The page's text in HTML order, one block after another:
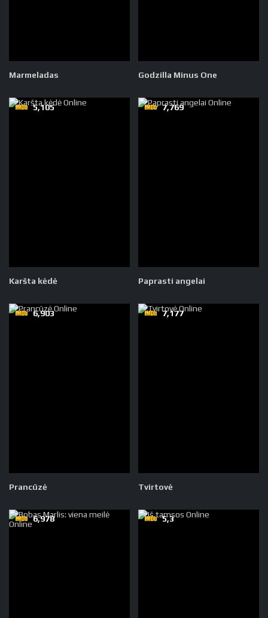
Marmeladas Godzilla Minus One
Karšta kėdė
5,105
Paprasti angelai
7,769
Prancūzė
6,903
Tvirtovė
7,177
6,978 5,3